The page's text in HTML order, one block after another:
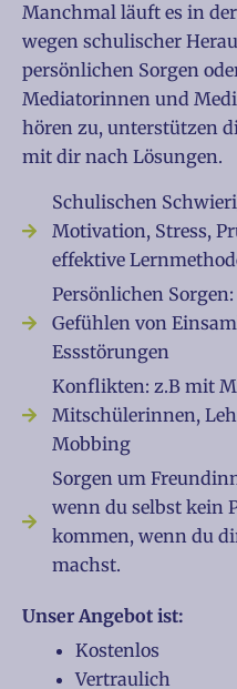
Manchmal läuft es in
wegen schulischer
persönlichen Sorgen
Mediatorinnen und
hören zu, unterstützen
mit dir nach Lösungen.
Schulischen
Motivation, Stress,
effektive
Persönlichen
Gefühlen von
Essstörungen
Konflikten: z.B mit
Mitschülerinnen,
Mobbing
Sorgen um
wenn du selbst kein
kommen, wenn du
machst.
Unser Angebot ist:
Kostenlos
Vertraulich